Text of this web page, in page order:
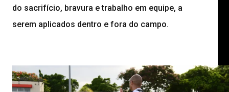
do sacrifício, bravura e trabalho em equipe, a
serem aplicados dentro e fora do campo.